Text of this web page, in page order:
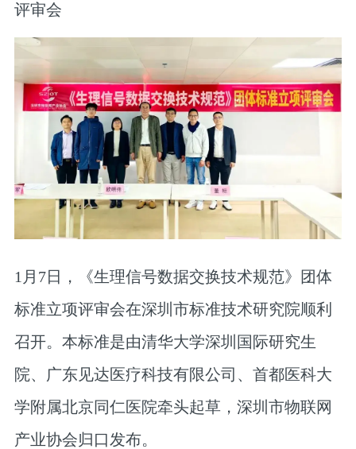
评审会
1月7日，《生理信号数据交换技术规范》团体
标准立项评审会在深圳市标准技术研究院顺利
召开。本标准是由清华大学深圳国际研究生
院、广东见达医疗科技有限公司、首都医科大
学附属北京同仁医院牵头起草，深圳市物联网
产业协会归口发布。